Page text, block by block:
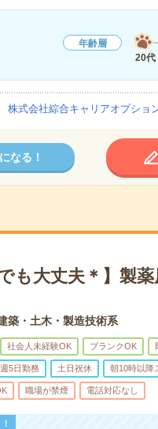
年齢層
20代
株式会社綜合キャリアオプショ
なる！
でも大丈夫＊】製
築・土木・製造技術系
社会人未経験OK ブランクOK
週5日勤務 土日祝休 朝10時以降
職場が禁煙 電話対応なし